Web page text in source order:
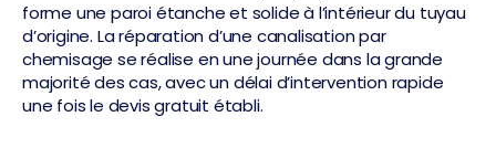
forme une paroi étanche et solide à l’intérieur du tuyau
d’origine. La réparation d’une canalisation par
chemisage se réalise en une journée dans la grande
majorité des cas, avec un délai d’intervention rapide
une fois le devis gratuit établi.